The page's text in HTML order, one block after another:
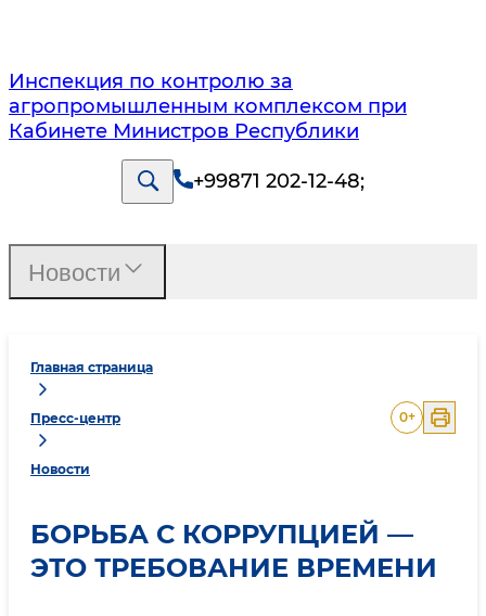
Инспекция по контролю за
агропромышленным комплексом при
Кабинете Министров Республики
+99871 202-12-48;
Главная страница
Пресс-центр
Новости
0+
БОРЬБА С КОРРУПЦИЕЙ —
ЭТО ТРЕБОВАНИЕ ВРЕМЕНИ
Новости